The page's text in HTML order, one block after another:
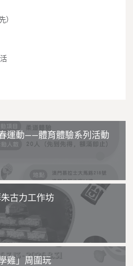
）
運動——體育體驗系列活動
朱古力工作坊
雞」周圍玩